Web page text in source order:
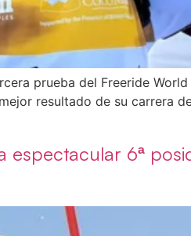
prueba del Freeride
resultado de su carrera
6ª